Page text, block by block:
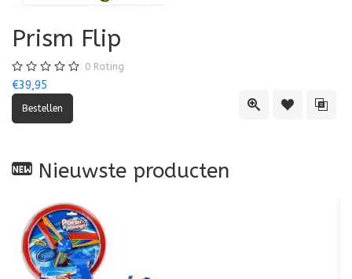
Quick ViewToevoegen
Prism Flip
0 Rating
€39,95
Nieuwste producten